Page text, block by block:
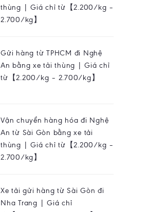
thùng | Giá chỉ từ【2.200/kg –
2.700/kg】
Gửi hàng từ TPHCM đi Nghệ
An bằng xe tải thùng | Giá chỉ
từ【2.200/kg – 2.700/kg】
Vận chuyển hàng hóa đi Nghệ
An từ Sài Gòn bằng xe tải
thùng | Giá chỉ từ【2.200/kg –
2.700/kg】
Xe tải gửi hàng từ Sài Gòn đi
Nha Trang | Giá chỉ